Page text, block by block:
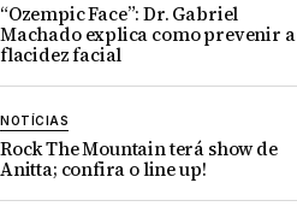
“Ozempic Face”: Dr. Gabriel
Machado explica como prevenir a
flacidez facial
NOTÍCIAS
Rock The Mountain terá show de
Anitta; confira o line up!